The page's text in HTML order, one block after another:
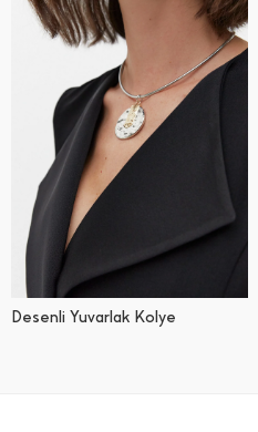
Desenli Yuvarlak Kolye